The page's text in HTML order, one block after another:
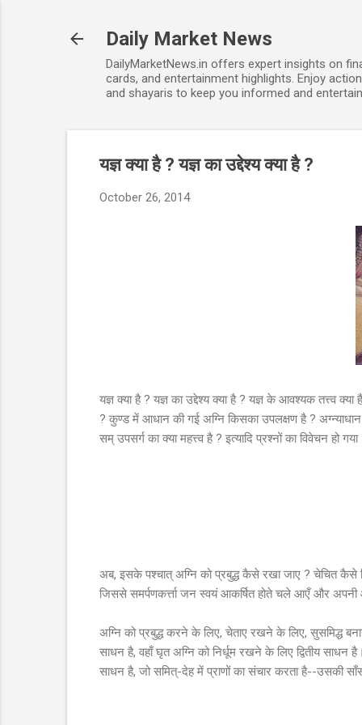
Daily Market News
DailyMarketNews.in offers expert insights on
cards, and entertainment highlights. Enjoy
and shayaris to keep you informed and
यज्ञ क्या है ? यज्ञ का उद्देश्य क्या है ?
October 26, 2014
यज्ञ क्या है ? यज्ञ का उद्देश्य क्या है ? यज्ञ के आवश्यक तत्त्व
? कुण्ड में आधान की गई अग्नि किसका उपलक्षण है ?
सम् उपसर्ग का क्या महत्त्व है ? इत्यादि प्रश्नों का विवेचन हो गया
अब, इसके पश्चात् अग्नि को प्रबुद्ध कैसे रखा जाए ? चेचित कैसे
जिससे समर्पणकर्त्ता जन स्वयं आकर्षित होते चले आएँ और
अग्नि को प्रबुद्ध करने के लिए, चेताए रखने के लिए, सुसमिद्ध
साधन है, वहाँ घृत अग्नि को निर्धूम रखने के लिए द्वितीय साधन
साधन है, जो समित्-देह में प्राणों का संचार करता है--उसकी